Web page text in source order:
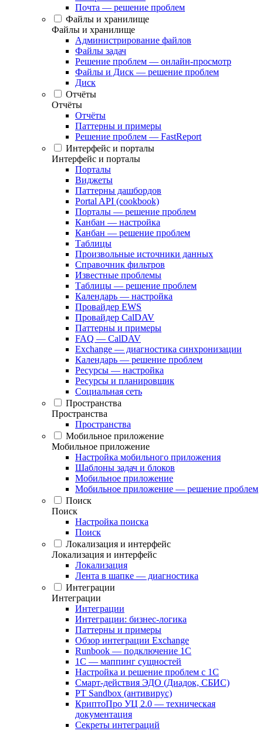
Почта — решение проблем
Файлы и хранилище
Файлы и хранилище
Администрирование файлов
Файлы задач
Решение проблем — онлайн-просмотр
Файлы и Диск — решение проблем
Диск
Отчёты
Отчёты
Отчёты
Паттерны и примеры
Решение проблем — FastReport
Интерфейс и порталы
Интерфейс и порталы
Порталы
Виджеты
Паттерны дашбордов
Portal API (cookbook)
Порталы — решение проблем
Канбан — настройка
Канбан — решение проблем
Таблицы
Произвольные источники данных
Справочник фильтров
Известные проблемы
Таблицы — решение проблем
Календарь — настройка
Провайдер EWS
Провайдер CalDAV
Паттерны и примеры
FAQ — CalDAV
Exchange — диагностика синхронизации
Календарь — решение проблем
Ресурсы — настройка
Ресурсы и планировщик
Социальная сеть
Пространства
Пространства
Пространства
Мобильное приложение
Мобильное приложение
Настройка мобильного приложения
Шаблоны задач и блоков
Мобильное приложение
Мобильное приложение — решение проблем
Поиск
Поиск
Настройка поиска
Поиск
Локализация и интерфейс
Локализация и интерфейс
Локализация
Лента в шапке — диагностика
Интеграции
Интеграции
Интеграции
Интеграции: бизнес-логика
Паттерны и примеры
Обзор интеграции Exchange
Runbook — подключение 1С
1С — маппинг сущностей
Настройка и решение проблем с 1С
Смарт-действия ЭДО (Диадок, СБИС)
PT Sandbox (антивирус)
КриптоПро УЦ 2.0 — техническая
документация
Секреты интеграций